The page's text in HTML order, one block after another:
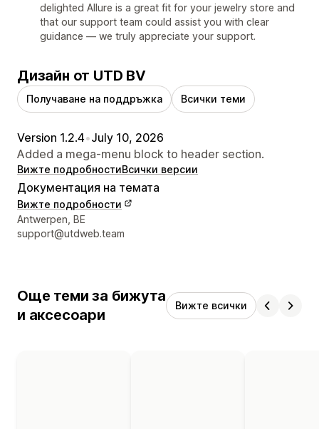
delighted Allure is a great fit for your jewelry store and
that our support team could assist you with clear
guidance — we truly appreciate your support.
Дизайн от UTD BV
Получаване на поддръжка Всички теми
Version 1.2.4•July 10, 2026
Added a mega-menu block to header section.
Вижте подробностиВсички версии
Документация на темата
Вижте подробности
Данни за връзка с дизайнера
Antwerpen, BE
support@utdweb.team
Още теми за бижута
и аксесоари
Вижте всички